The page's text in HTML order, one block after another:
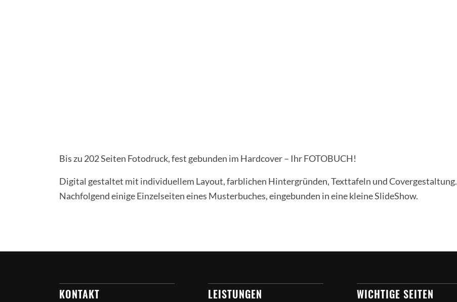
Bis zu 202 Seiten Fotodruck, fest gebunden im Hardcover – Ihr FOTOBUCH!
Digital gestaltet mit individuellem Layout, farblichen Hintergründen, Texttafeln und Covergestaltung.
Nachfolgend einige Einzelseiten eines Musterbuches, eingebunden in eine kleine SlideShow.
KONTAKT LEISTUNGEN WICHTIGE SEITEN